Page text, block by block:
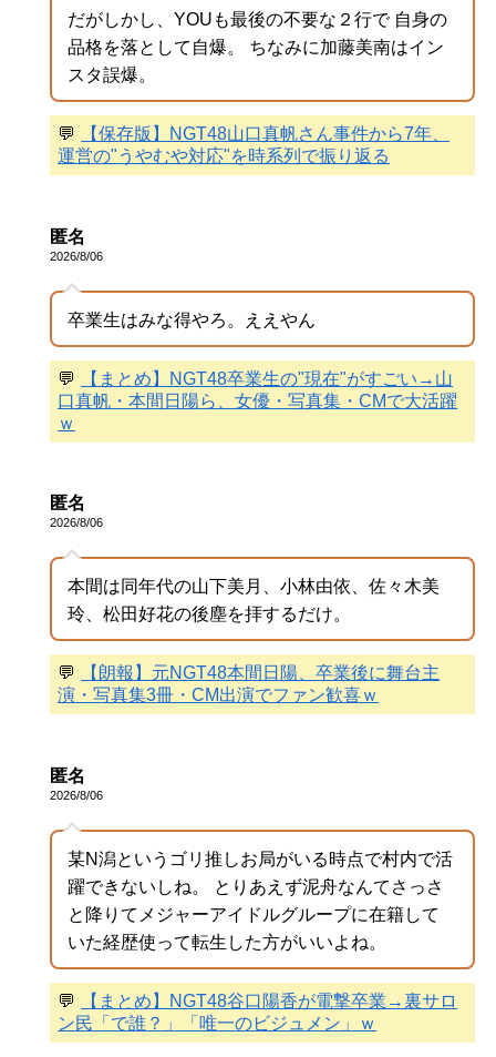
だがしかし、YOUも最後の不要な２行で 自身の
品格を落として自爆。 ちなみに加藤美南はイン
スタ誤爆。
💬
【保存版】NGT48山口真帆さん事件から7年、
運営の"うやむや対応"を時系列で振り返る
匿名
2026/8/06
卒業生はみな得やろ。ええやん
💬
【まとめ】NGT48卒業生の"現在"がすごい→山
口真帆・本間日陽ら、女優・写真集・CMで大活躍
ｗ
匿名
2026/8/06
本間は同年代の山下美月、小林由依、佐々木美
玲、松田好花の後塵を拝するだけ。
💬
【朗報】元NGT48本間日陽、卒業後に舞台主
演・写真集3冊・CM出演でファン歓喜ｗ
匿名
2026/8/06
某N潟というゴリ推しお局がいる時点で村内で活
躍できないしね。 とりあえず泥舟なんてさっさ
と降りてメジャーアイドルグループに在籍して
いた経歴使って転生した方がいいよね。
💬
【まとめ】NGT48谷口陽香が電撃卒業→裏サロ
ン民「で誰？」「唯一のビジュメン」ｗ